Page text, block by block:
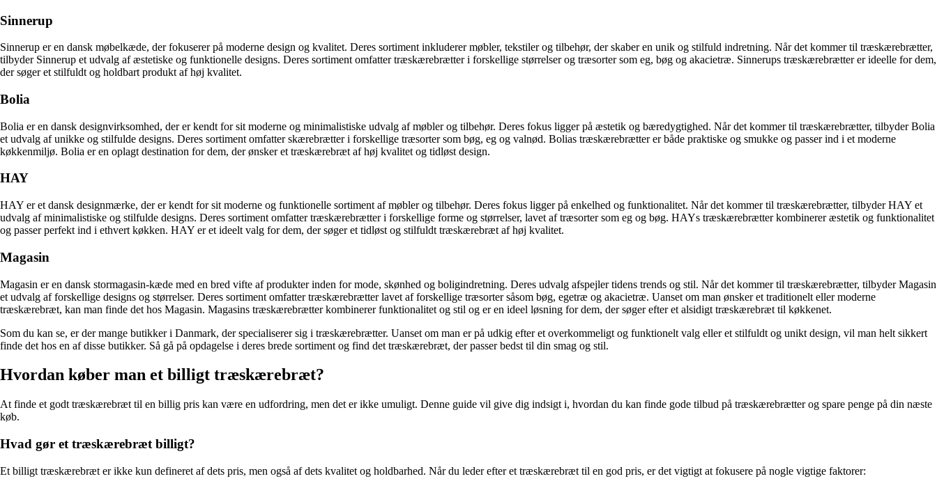
Sinnerup
Sinnerup er en dansk møbelkæde, der fokuserer på moderne design og kvalitet. Deres sortiment inkluderer møbler, tekstiler og tilbehør, der skaber en unik og stilfuld indretning. Når det kommer til træskærebrætter,
tilbyder Sinnerup et udvalg af æstetiske og funktionelle designs. Deres sortiment omfatter træskærebrætter i forskellige størrelser og træsorter som eg, bøg og akacietræ. Sinnerups træskærebrætter er ideelle for dem,
der søger et stilfuldt og holdbart produkt af høj kvalitet.
Bolia
Bolia er en dansk designvirksomhed, der er kendt for sit moderne og minimalistiske udvalg af møbler og tilbehør. Deres fokus ligger på æstetik og bæredygtighed. Når det kommer til træskærebrætter, tilbyder Bolia
et udvalg af unikke og stilfulde designs. Deres sortiment omfatter skærebrætter i forskellige træsorter som bøg, eg og valnød. Bolias træskærebrætter er både praktiske og smukke og passer ind i et moderne
køkkenmiljø. Bolia er en oplagt destination for dem, der ønsker et træskærebræt af høj kvalitet og tidløst design.
HAY
HAY er et dansk designmærke, der er kendt for sit moderne og funktionelle sortiment af møbler og tilbehør. Deres fokus ligger på enkelhed og funktionalitet. Når det kommer til træskærebrætter, tilbyder HAY et
udvalg af minimalistiske og stilfulde designs. Deres sortiment omfatter træskærebrætter i forskellige forme og størrelser, lavet af træsorter som eg og bøg. HAYs træskærebrætter kombinerer æstetik og funktionalitet
og passer perfekt ind i ethvert køkken. HAY er et ideelt valg for dem, der søger et tidløst og stilfuldt træskærebræt af høj kvalitet.
Magasin
Magasin er en dansk stormagasin-kæde med en bred vifte af produkter inden for mode, skønhed og boligindretning. Deres udvalg afspejler tidens trends og stil. Når det kommer til træskærebrætter, tilbyder Magasin
et udvalg af forskellige designs og størrelser. Deres sortiment omfatter træskærebrætter lavet af forskellige træsorter såsom bøg, egetræ og akacietræ. Uanset om man ønsker et traditionelt eller moderne
træskærebræt, kan man finde det hos Magasin. Magasins træskærebrætter kombinerer funktionalitet og stil og er en ideel løsning for dem, der søger efter et alsidigt træskærebræt til køkkenet.
Som du kan se, er der mange butikker i Danmark, der specialiserer sig i træskærebrætter. Uanset om man er på udkig efter et overkommeligt og funktionelt valg eller et stilfuldt og unikt design, vil man helt sikkert
finde det hos en af ​​disse butikker. Så gå på opdagelse i deres brede sortiment og find det træskærebræt, der passer bedst til din smag og stil.
Hvordan køber man et billigt træskærebræt?
At finde et godt træskærebræt til en billig pris kan være en udfordring, men det er ikke umuligt. Denne guide vil give dig indsigt i, hvordan du kan finde gode tilbud på træskærebrætter og spare penge på din næste
køb.
Hvad gør et træskærebræt billigt?
Et billigt træskærebræt er ikke kun defineret af dets pris, men også af dets kvalitet og holdbarhed. Når du leder efter et træskærebræt til en god pris, er det vigtigt at fokusere på nogle vigtige faktorer: